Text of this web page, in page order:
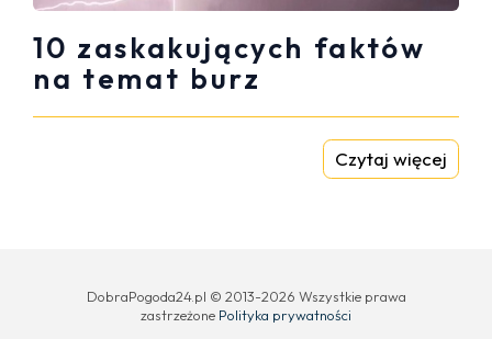
10 zaskakujących faktów
na temat burz
Czytaj więcej
DobraPogoda24.pl © 2013-2026 Wszystkie prawa
zastrzeżone Polityka prywatności